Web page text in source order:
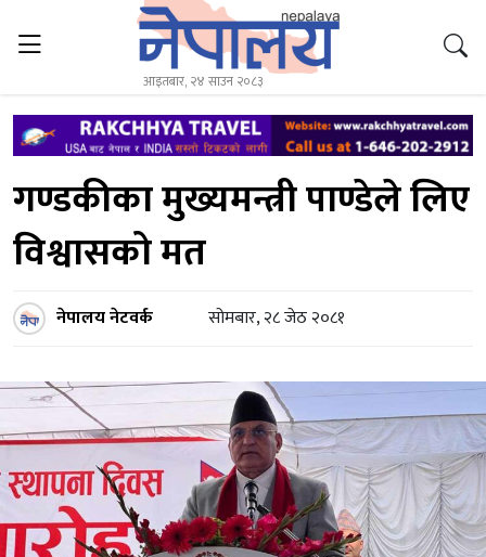
आइतबार, २४ साउन २०८३
गण्डकीका मुख्यमन्त्री पाण्डेले लिए
विश्वासको मत
नेपालय नेटवर्क सोमबार, २८ जेठ २०८१